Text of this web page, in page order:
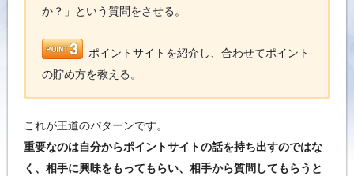
か？」という質問をさせる。
ポイントサイトを紹介し、合わせてポイント
の貯め方を教える。
これが王道のパターンです。
重要なのは自分からポイントサイトの話を持ち出すのではな
く、相手に興味をもってもらい、相手から質問してもらうと